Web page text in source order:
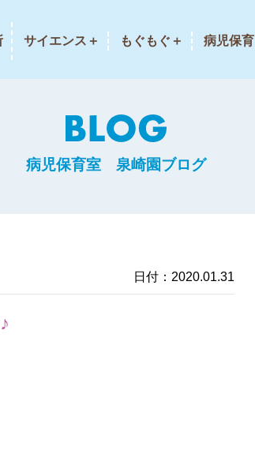
サイエンス＋ もぐもぐ＋ 病児保育
病児保育室 泉崎園ブログ
日付：2020.01.31